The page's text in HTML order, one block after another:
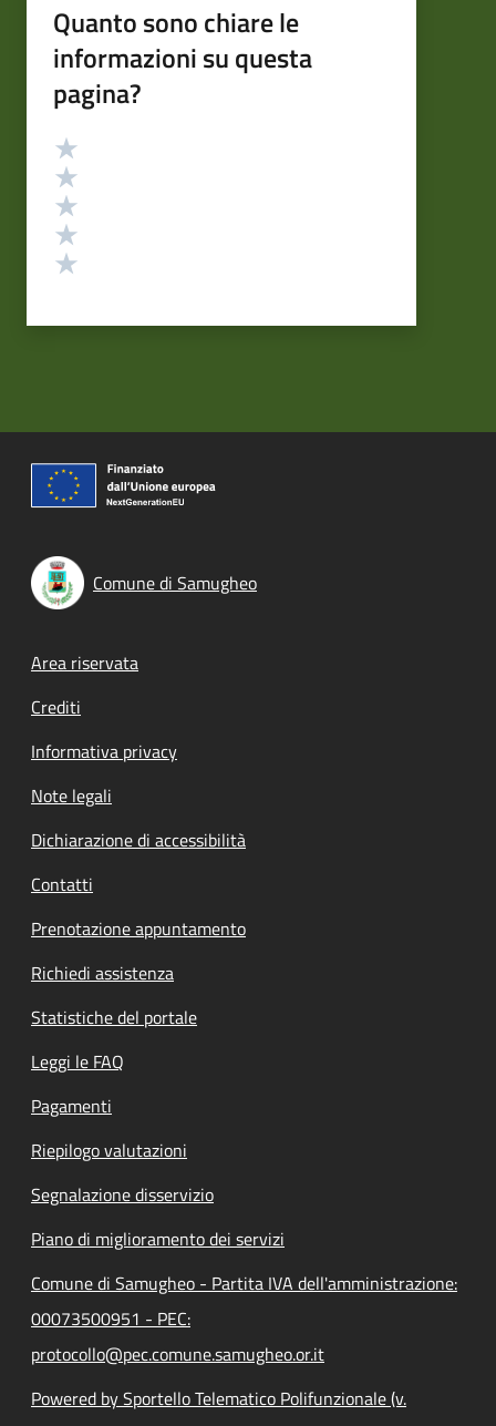
Quanto sono chiare le
informazioni su questa
pagina?
Valutazione
Comune di Samugheo
Footer menu
Area riservata
Crediti
Informativa privacy
Note legali
Dichiarazione di accessibilità
Contatti
Prenotazione appuntamento
Richiedi assistenza
Statistiche del portale
Leggi le FAQ
Pagamenti
Riepilogo valutazioni
Segnalazione disservizio
Piano di miglioramento dei servizi
Comune di Samugheo - Partita IVA dell'amministrazione:
00073500951 - PEC:
protocollo@pec.comune.samugheo.or.it
Powered by Sportello Telematico Polifunzionale (v.